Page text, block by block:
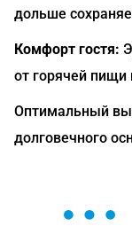
дольше
Комфорт гостя:
от горячей пищи
Оптимальный
долговечного